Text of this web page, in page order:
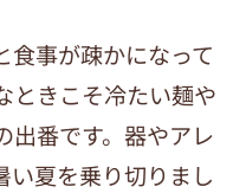
食事が疎かになって
ときこそ冷たい麺や
出番です。器やアレ
い夏を乗り切りまし